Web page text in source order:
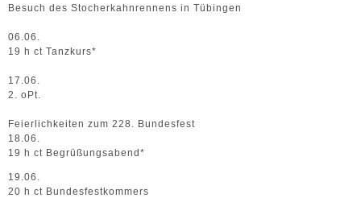
Besuch des Stocherkahnrennens in Tübingen
06.06.
19 h ct Tanzkurs*
17.06.
2. oPt.
Feierlichkeiten zum 228. Bundesfest
18.06.
19 h ct Begrüßungsabend*
19.06.
20 h ct Bundesfestkommers